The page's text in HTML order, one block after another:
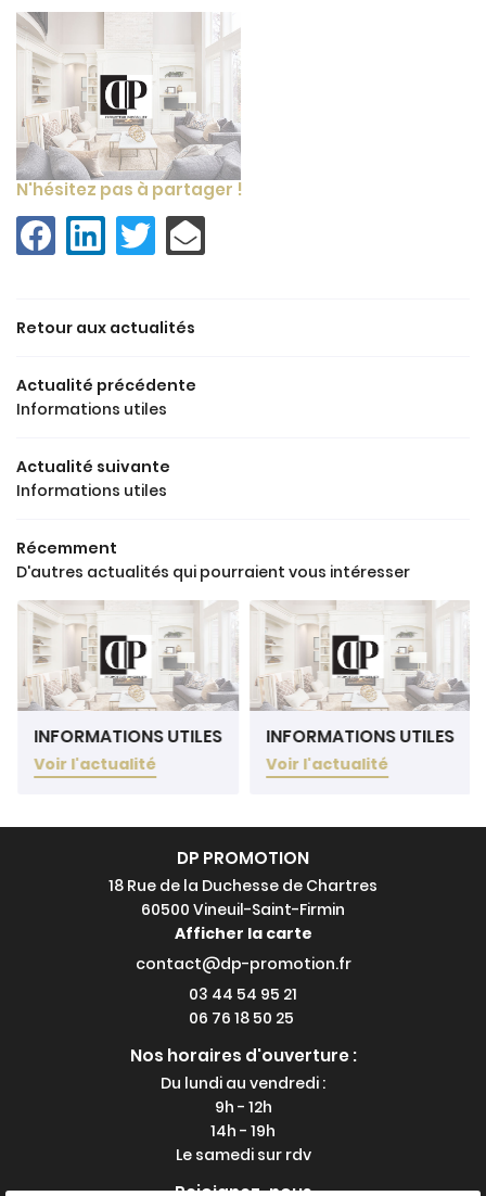
ACCUEIL
NOUS ?
AVIS
ACTUALITÉS
N'hésitez pas à partager !
Retour aux actualités
Actualité précédente
Informations utiles
Actualité suivante
Informations utiles
Récemment
D'autres actualités qui pourraient vous intéresser
INFORMATIONS UTILES
Voir l'actualité
INFORMATIONS UTILES
Voir l'actualité
DP PROMOTION
18 Rue de la Duchesse de Chartres
60500 Vineuil-Saint-Firmin
Afficher la carte
03 44 54 95 21
06 76 18 50 25
Nos horaires d'ouverture :
Du lundi au vendredi :
9h - 12h
14h - 19h
Le samedi sur rdv